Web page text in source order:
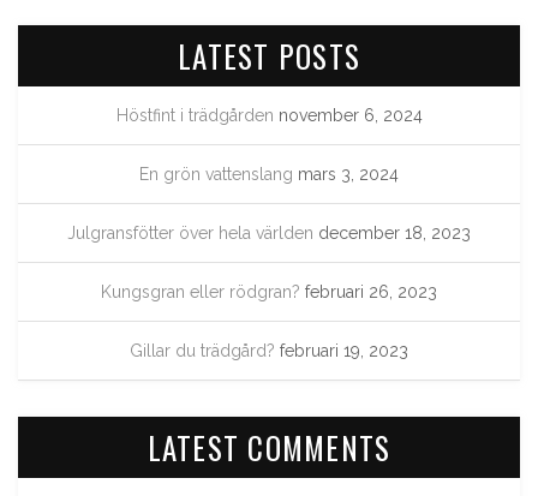
LATEST POSTS
Höstfint i trädgården november 6, 2024
En grön vattenslang mars 3, 2024
Julgransfötter över hela världen december 18, 2023
Kungsgran eller rödgran? februari 26, 2023
Gillar du trädgård? februari 19, 2023
LATEST COMMENTS